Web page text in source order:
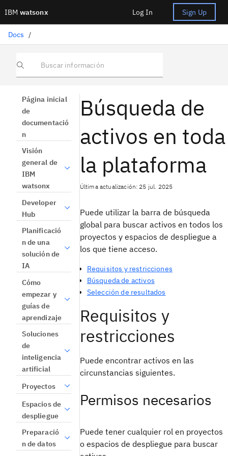
IBM watsonx Log In Sign Up
Docs /
Buscar información
Página inicial
de
documentació
n
Visión
general de
IBM
watsonx
Developer
Hub
Planificació
n de una
solución de
IA
Cómo
empezar y
guías de
aprendizaje
Soluciones
de
inteligencia
artificial
Proyectos
Espacios de
despliegue
Preparació
n de datos
Búsqueda de
activos en toda
la plataforma
Última actualización: 25 jul. 2025
Puede utilizar la barra de búsqueda
global para buscar activos en todos los
proyectos y espacios de despliegue a
los que tiene acceso.
Requisitos y restricciones
Búsqueda de activos
Selección de resultados
Requisitos y
restricciones
Puede encontrar activos en las
circunstancias siguientes.
Permisos necesarios
Puede tener cualquier rol en proyectos
o espacios de despliegue para buscar